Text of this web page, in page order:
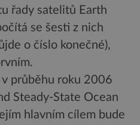
řady satelitů Earth
se šesti z nich
o číslo konečné),
průběhu roku 2006
Steady-State Ocean
hlavním cílem bude